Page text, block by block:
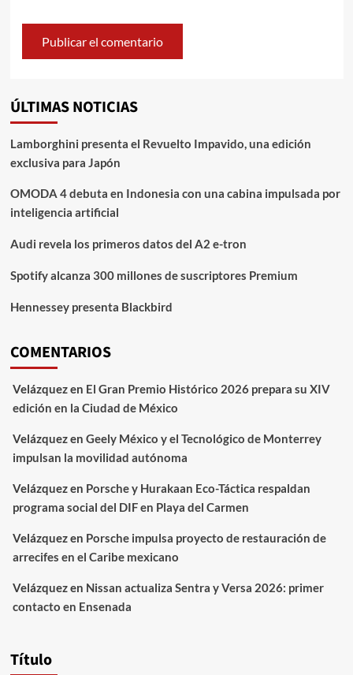
ÚLTIMAS NOTICIAS
Lamborghini presenta el Revuelto Impavido, una edición
exclusiva para Japón
OMODA 4 debuta en Indonesia con una cabina impulsada por
inteligencia artificial
Audi revela los primeros datos del A2 e-tron
Spotify alcanza 300 millones de suscriptores Premium
Hennessey presenta Blackbird
COMENTARIOS
Velázquezen El Gran Premio Histórico 2026 prepara su XIV
edición en la Ciudad de México
Velázquezen Geely México y el Tecnológico de Monterrey
impulsan la movilidad autónoma
Velázquezen Porsche y Hurakaan Eco-Táctica respaldan
programa social del DIF en Playa del Carmen
Velázquezen Porsche impulsa proyecto de restauración de
arrecifes en el Caribe mexicano
Velázquezen Nissan actualiza Sentra y Versa 2026: primer
contacto en Ensenada
Título